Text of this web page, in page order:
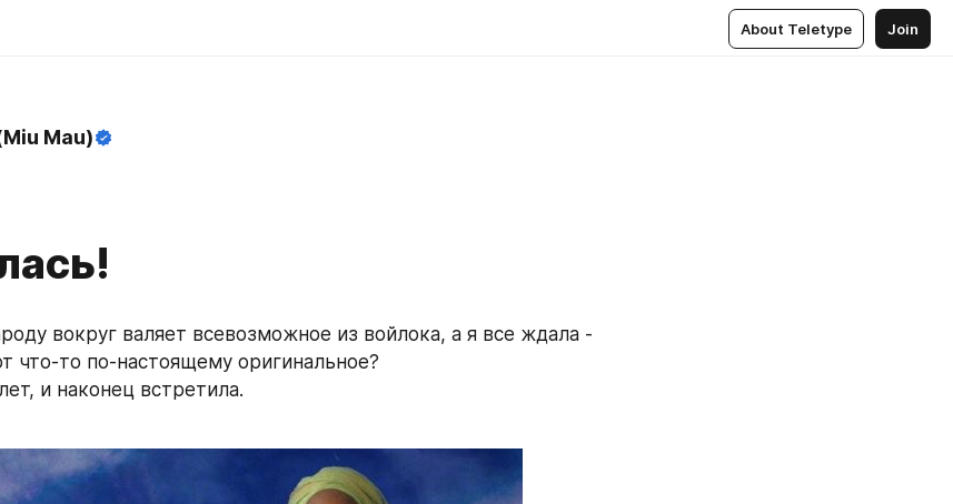
About Teletype Join
Mau)
вокруг валяет всевозможное из войлока, а я все ждала -
что-то по-настоящему оригинальное?
и наконец встретила.